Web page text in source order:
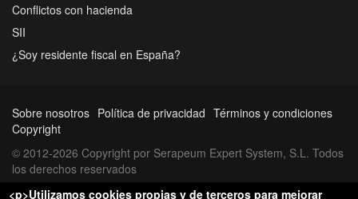
Conflictos con hacienda
SII
¿Soy residente fiscal en España?
Sobre nosotros Política de privacidad Términos y condiciones
Copyright
© 2012-2026 Copyright por Serapeum Expert System, S.L. Todos
los derechos reservados
<p>Utilizamos cookies propias y de terceros para mejorar